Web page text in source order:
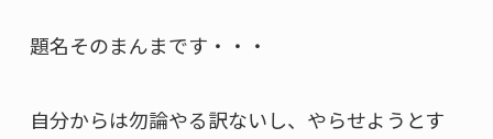
題名そのまんまです・・・
自分からは勿論やる訳ないし、やらせようとす